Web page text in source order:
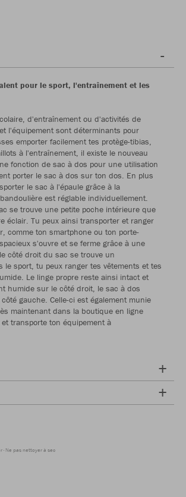
pour le sport, l'entraînement et les
d'entraînement ou d'activités de
l'équipement sont déterminants pour
emporter facilement tes protège-tibias,
à l'entraînement, il existe le nouveau
fonction de sac à dos pour une utilisation
porter le sac à dos sur ton dos. En plus
le sac à l'épaule grâce à la
est réglable individuellement.
se trouve une petite poche intérieure que
éclair. Tu peux ainsi transporter et ranger
comme ton smartphone ou ton porte-
s'ouvre et se ferme grâce à une
côté droit du sac se trouve un
le sport, tu peux ranger tes vêtements et tes
Le linge propre reste ainsi intact et
humide sur le côté droit, le sac à dos
gauche. Celle-ci est également munie
maintenant dans la boutique en ligne
et transporte ton équipement à
Ne pas nettoyer à sec